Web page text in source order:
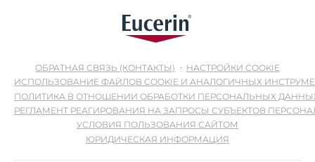
ОБРАТНАЯ СВЯЗЬ (КОНТАКТЫ)
НАСТРОЙКИ COOKIE
ИСПОЛЬЗОВАНИЕ ФАЙЛОВ COOKIE И АНАЛОГИЧНЫХ
ПОЛИТИКА В ОТНОШЕНИИ ОБРАБОТКИ ПЕРСОНАЛЬНЫХ
РЕГЛАМЕНТ РЕАГИРОВАНИЯ НА ЗАПРОСЫ СУБЪЕКТОВ
УСЛОВИЯ ПОЛЬЗОВАНИЯ САЙТОМ
ЮРИДИЧЕСКАЯ ИНФОРМАЦИЯ